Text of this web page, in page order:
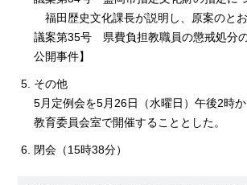
福田歴史文化課長が説明し、原案のとお
議案第35号 県費負担教職員の懲戒処分
公開事件】
その他
5月定例会を5月26日（水曜日）午後2時
教育委員会室で開催することとした。
閉会（15時38分）